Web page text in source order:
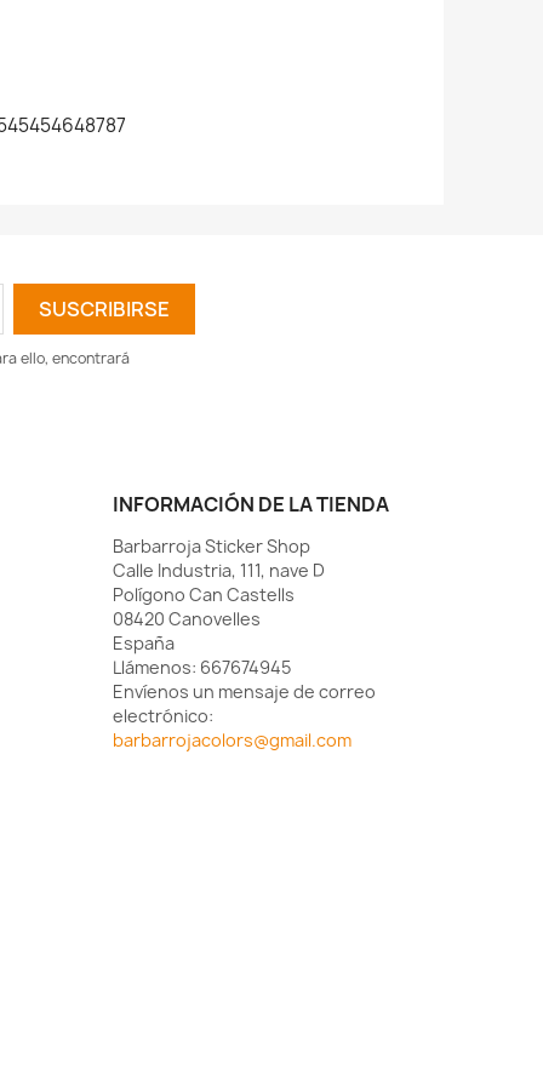
ello, encontrará
INFORMACIÓN DE LA TIENDA
Barbarroja Sticker Shop
Calle Industria, 111, nave D
Polígono Can Castells
08420 Canovelles
España
Llámenos: 667674945
Envíenos un mensaje de correo
electrónico:
barbarrojacolors@gmail.com